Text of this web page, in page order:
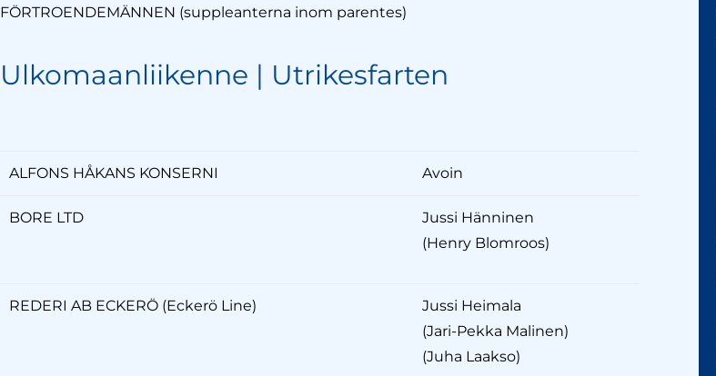
FÖRTROENDEMÄNNEN (suppleanterna inom parentes)
Ulkomaanliikenne | Utrikesfarten
ALFONS HÅKANS KONSERNI Avoin
BORE LTD
Jussi Hänninen
(Henry Blomroos)
REDERI AB ECKERÖ (Eckerö Line)
Jussi Heimala
(Jari-Pekka Malinen)
(Juha Laakso)